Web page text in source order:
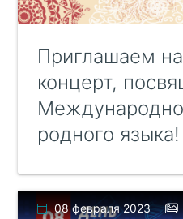
Приглашаем
концерт,
родного языка!
08 февраля 2023